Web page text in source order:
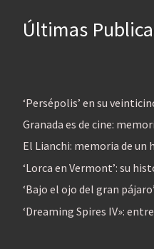
Últimas
‘Persépolis’ en su
Granada es de cine:
El Lianchi: memoria de un
‘Lorca en Vermont’: su
‘Bajo el ojo del gran
‘Dreaming Spires IV»: